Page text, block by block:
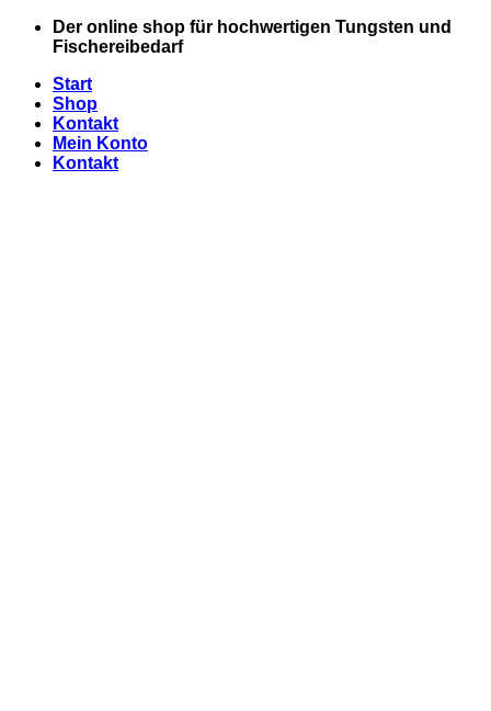
Zum
Der online shop für hochwertigen Tungsten und
Fischereibedarf
Start
Shop
Kontakt
Mein Konto
Kontakt